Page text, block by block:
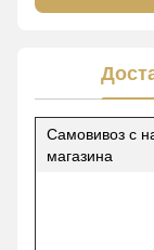
Самовивоз с
магазина